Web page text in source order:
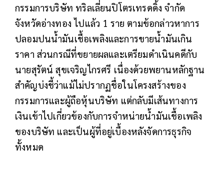
กรรมการบริษัท ทริลเลี่ยนปิโตรเทรดดิ้ง จำกัด
จังหวัดอ่างทอง ไปแล้ว 1 ราย ตามข้อกล่าวหาการ
ปลอมปนน้ำมันเชื้อเพลิงและการขายน้ำมันเกิน
ราคา ส่วนกรณีที่ขยายผลและเตรียมดำเนินคดีกับ
นายสุรัตน์ สุขเจริญไกรศรี เนื่องด้วยพยานหลักฐาน
สำคัญบ่งชี้ว่าแม้ไม่ปรากฏชื่อในโครงสร้างของ
กรรมการและผู้ถือหุ้นบริษัท แต่กลับมีเส้นทางการ
เงินเข้าไปเกี่ยวข้องกับการจำหน่ายน้ำมันเชื้อเพลิง
ของบริษัท และเป็นผู้ที่อยู่เบื้องหลังจัดการธุรกิจ
ทั้งหมด